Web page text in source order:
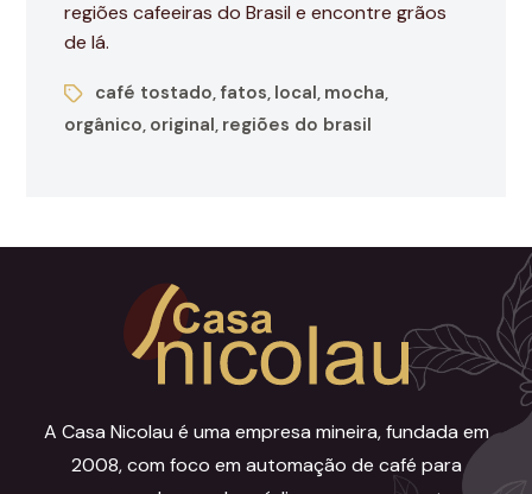
regiões cafeeiras do Brasil e encontre grãos
de lá.
café tostado, fatos, local, mocha,
orgânico, original, regiões do brasil
A Casa Nicolau é uma empresa mineira, fundada em
2008, com foco em automação de café para